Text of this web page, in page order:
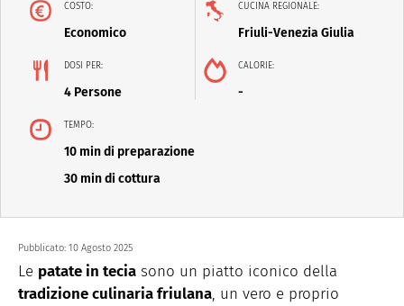
COSTO:
Economico
CUCINA REGIONALE:
Friuli-Venezia Giulia
DOSI PER:
4 Persone
CALORIE:
-
TEMPO:
10 min di preparazione
30 min di cottura
Pubblicato: 10 Agosto 2025
Le patate in tecia sono un piatto iconico della
tradizione culinaria friulana, un vero e proprio